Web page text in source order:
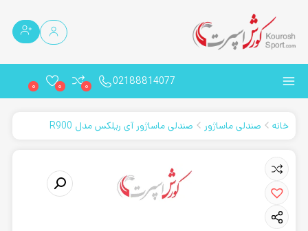
02188814077
0
0
0
خانه صندلی ماساژور صندلی ماساژور آی ریلکس مدل R900